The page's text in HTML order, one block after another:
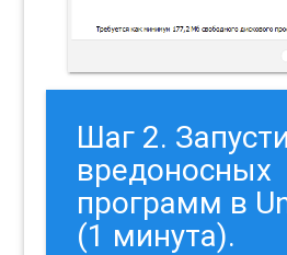
Шаг 2.
вредоносных
программ в
(1 минута).